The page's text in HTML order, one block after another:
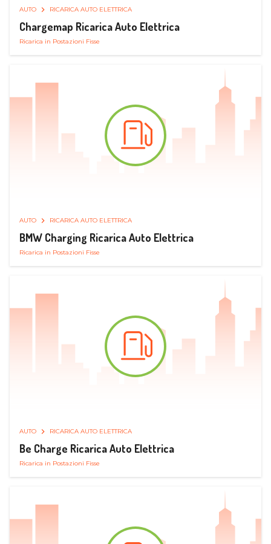
AUTO RICARICA AUTO ELETTRICA
Chargemap Ricarica Auto Elettrica
Ricarica in Postazioni Fisse
AUTO RICARICA AUTO ELETTRICA
BMW Charging Ricarica Auto Elettrica
Ricarica in Postazioni Fisse
AUTO RICARICA AUTO ELETTRICA
Be Charge Ricarica Auto Elettrica
Ricarica in Postazioni Fisse